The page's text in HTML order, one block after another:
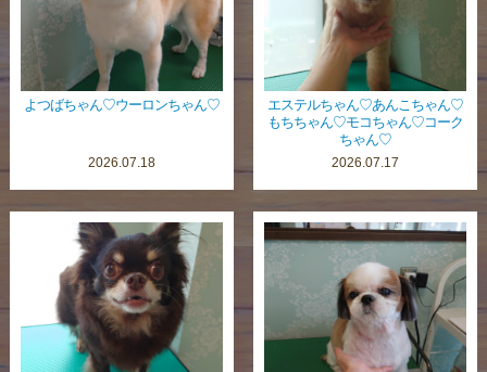
よつばちゃん♡ウーロンちゃん♡
2026.07.18
エステルちゃん♡あんこちゃん♡
もちちゃん♡モコちゃん♡コーク
ちゃん♡
2026.07.17